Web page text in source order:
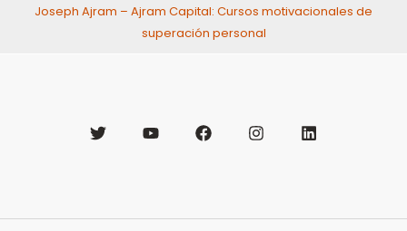
Joseph Ajram – Ajram Capital: Cursos motivacionales de
superación personal